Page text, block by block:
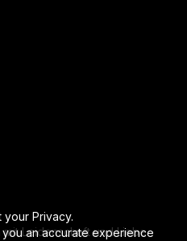
Leidenschaft und Liebe
Privacy.
an accurate experience